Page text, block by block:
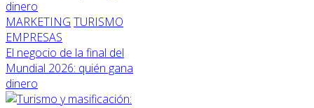
MARKETING TURISMO
EMPRESAS
El negocio de la final del
Mundial 2026: quién gana
dinero